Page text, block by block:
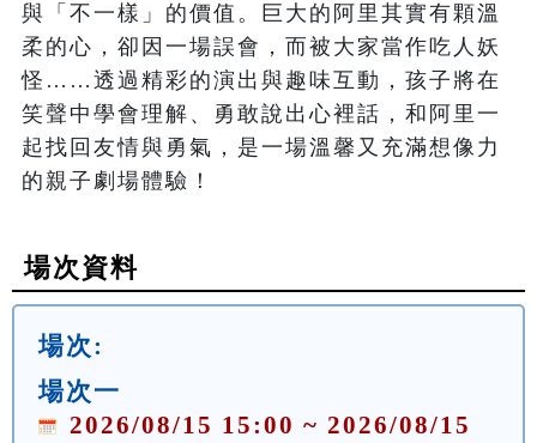
與「不一樣」的價值。巨大的阿里其實有顆溫
柔的心，卻因一場誤會，而被大家當作吃人妖
怪……透過精彩的演出與趣味互動，孩子將在
笑聲中學會理解、勇敢說出心裡話，和阿里一
起找回友情與勇氣，是一場溫馨又充滿想像力
的親子劇場體驗！
場次資料
場次:
場次一
2026/08/15 15:00 ~ 2026/08/15